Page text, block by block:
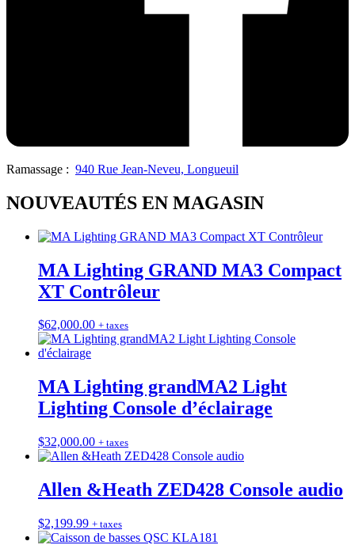
Ramassage : 940 Rue Jean-Neveu, Longueuil
NOUVEAUTÉS EN MAGASIN
MA Lighting GRAND MA3 Compact
XT Contrôleur
$62,000.00 + taxes
MA Lighting grandMA2 Light
Lighting Console d’éclairage
$32,000.00 + taxes
Allen &Heath ZED428 Console audio
$2,199.99 + taxes